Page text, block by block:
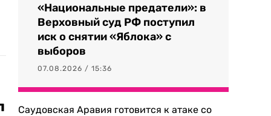
«Национальные предатели»: в
Верховный суд РФ поступил
иск о снятии «Яблока» с
выборов
07.08.2026 / 15:36
Саудовская Аравия готовится к атаке со